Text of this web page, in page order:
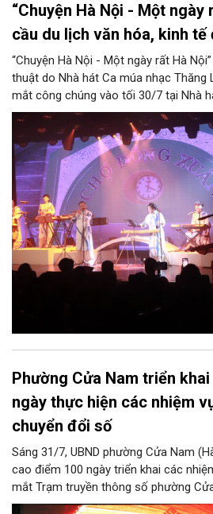
“Chuyện Hà Nội - Một ngày
cầu du lịch văn hóa, kinh tế
“Chuyện Hà Nội - Một ngày rất Hà
thuật do Nhà hát Ca múa nhạc Thăng
mắt công chúng vào tối 30/7 tại Nhà
Long (số 31 - 33 phố Lương Văn Can,
Phường Cửa Nam triển
ngày thực hiện các nhiệm
chuyển đổi số
Sáng 31/7, UBND phường Cửa Nam
cao điểm 100 ngày triển khai các
mắt Trạm truyền thông số phường
thiệu các sản phẩm du lịch gắn với di